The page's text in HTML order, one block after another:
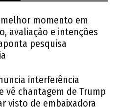
momento em
avaliação e intenções
pesquisa
interferência
vê chantagem de Trump
visto de embaixadora